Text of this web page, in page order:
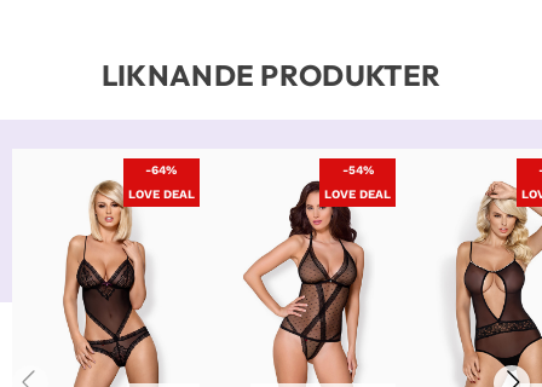
LIKNANDE PRODUKTER
-64%
LOVE DEAL
-54%
LOVE DEAL